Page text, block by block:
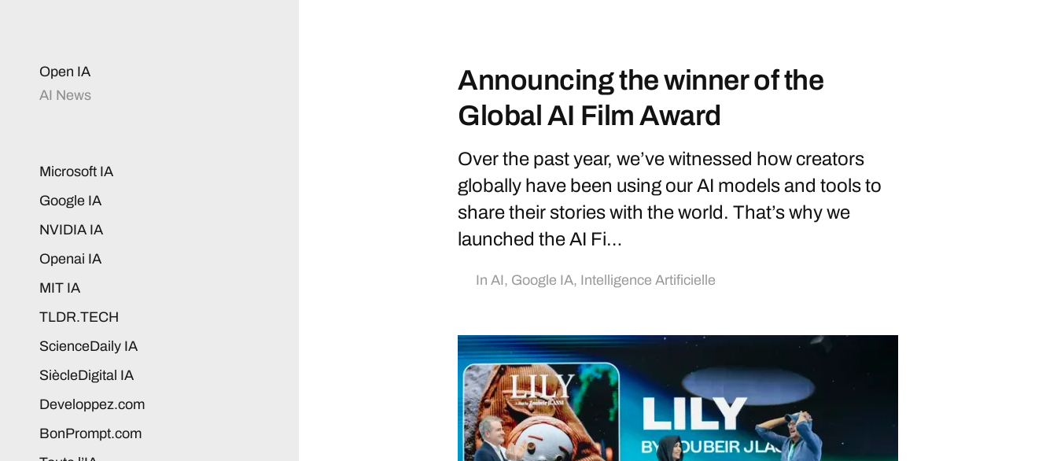
Open IA
AI News
Microsoft IA
Google IA
NVIDIA IA
Openai IA
MIT IA
TLDR.TECH
ScienceDaily IA
SiècleDigital IA
Developpez.com
BonPrompt.com
Announcing the winner of the
Global AI Film Award
Over the past year, we’ve witnessed how creators
globally have been using our AI models and tools to
share their stories with the world. That’s why we
launched the AI Fi…
In AI, Google IA, Intelligence Artificielle